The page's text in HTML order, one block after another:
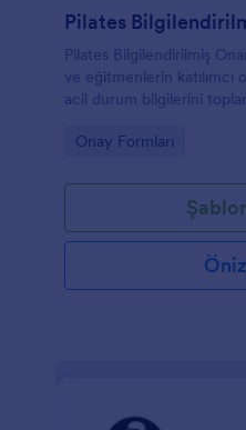
Pilates
Pilates Bilgilendirilmiş
ve eğitmenlerin katılımcı
acil durum bilgilerini
olur.
Go to Category:
Onay Formları